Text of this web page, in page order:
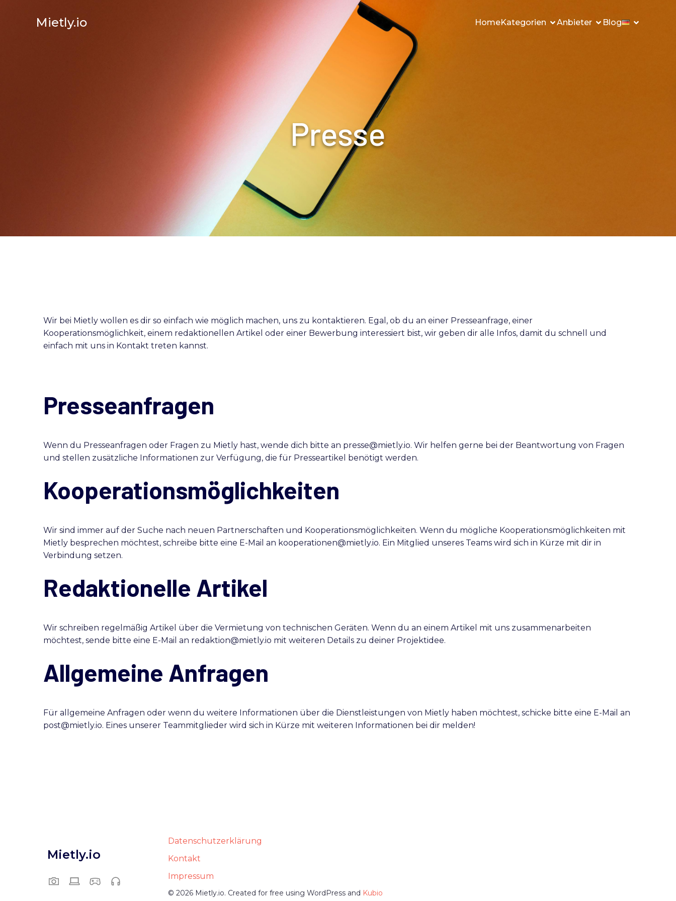
Mietly.io HomeKategorien Anbieter Blog
Presse
Wir bei Mietly wollen es dir so einfach wie möglich machen, uns zu kontaktieren. Egal, ob du an einer Presseanfrage, einer
Kooperationsmöglichkeit, einem redaktionellen Artikel oder einer Bewerbung interessiert bist, wir geben dir alle Infos, damit du schnell und
einfach mit uns in Kontakt treten kannst.
Presseanfragen
Wenn du Presseanfragen oder Fragen zu Mietly hast, wende dich bitte an presse@mietly.io. Wir helfen gerne bei der Beantwortung von Fragen
und stellen zusätzliche Informationen zur Verfügung, die für Presseartikel benötigt werden.
Kooperationsmöglichkeiten
Wir sind immer auf der Suche nach neuen Partnerschaften und Kooperationsmöglichkeiten. Wenn du mögliche Kooperationsmöglichkeiten mit
Mietly besprechen möchtest, schreibe bitte eine E-Mail an kooperationen@mietly.io. Ein Mitglied unseres Teams wird sich in Kürze mit dir in
Verbindung setzen.
Redaktionelle Artikel
Wir schreiben regelmäßig Artikel über die Vermietung von technischen Geräten. Wenn du an einem Artikel mit uns zusammenarbeiten
möchtest, sende bitte eine E-Mail an redaktion@mietly.io mit weiteren Details zu deiner Projektidee.
Allgemeine Anfragen
Für allgemeine Anfragen oder wenn du weitere Informationen über die Dienstleistungen von Mietly haben möchtest, schicke bitte eine E-Mail an
post@mietly.io. Eines unserer Teammitglieder wird sich in Kürze mit weiteren Informationen bei dir melden!
Mietly.io
Datenschutzerklärung
Kontakt
Impressum
© 2026 Mietly.io. Created for free using WordPress and Kubio